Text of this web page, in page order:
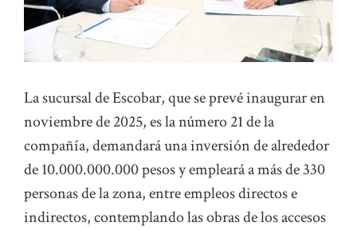
La sucursal de Escobar, que se prevé inaugurar en
noviembre de 2025, es la número 21 de la
compañía, demandará una inversión de alrededor
de 10.000.000.000 pesos y empleará a más de 330
personas de la zona, entre empleos directos e
indirectos, contemplando las obras de los accesos